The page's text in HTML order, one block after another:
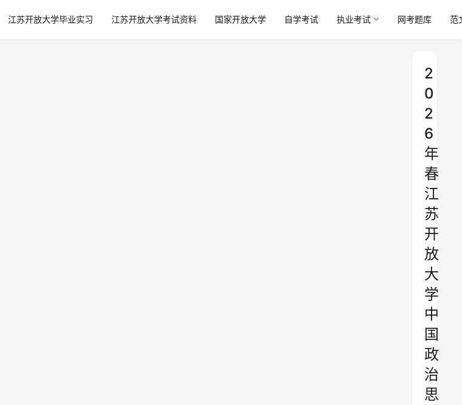
江苏开放大学毕业实习 江苏开放大学考试资料 国家开放大学 自学考试 执业考试 网考题库 范
2
0
2
6
年
春
江
苏
开
放
大
学
中
国
政
治
思